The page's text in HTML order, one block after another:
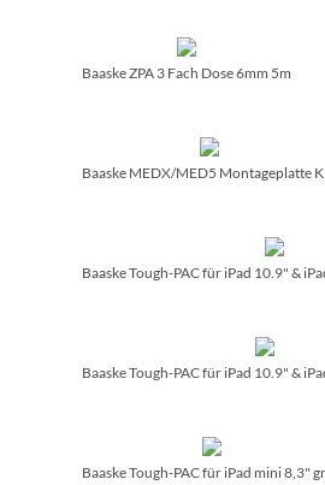
Baaske ZPA 3 Fach Dose 6mm 5m
Baaske MEDX/­MED5 Montageplatte
Baaske Tough-PAC für iPad 10.9" &
Baaske Tough-PAC für iPad 10.9" &
Baaske Tough-PAC für iPad mini 8,3"